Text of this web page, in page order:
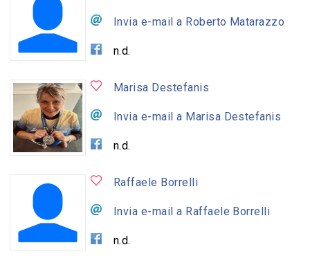
Invia e-mail a Roberto Matarazzo
n.d.
Marisa Destefanis
Invia e-mail a Marisa Destefanis
n.d.
Raffaele Borrelli
Invia e-mail a Raffaele Borrelli
n.d.